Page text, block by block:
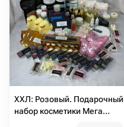
ХХЛ: Розовый. Подарочный
набор косметики Мега